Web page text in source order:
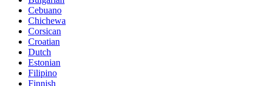
Cebuano
Chichewa
Corsican
Croatian
Dutch
Estonian
Filipino
Finnish